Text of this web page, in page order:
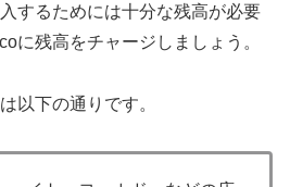
するためには十分な残高が必要
に残高をチャージしましょう。
以下の通りです。